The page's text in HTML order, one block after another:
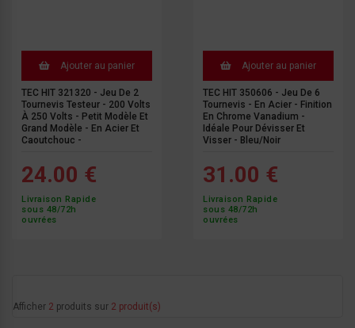
Ajouter au panier
TEC HIT 321320 - Jeu De 2
Tournevis Testeur - 200 Volts
À 250 Volts - Petit Modèle Et
Grand Modèle - En Acier Et
Caoutchouc -
24.00 €
Livraison Rapide
sous 48/72h
ouvrées
Ajouter au panier
TEC HIT 350606 - Jeu De 6
Tournevis - En Acier - Finition
En Chrome Vanadium -
Idéale Pour Dévisser Et
Visser - Bleu/noir
31.00 €
Livraison Rapide
sous 48/72h
ouvrées
Afficher 2 produits sur 2 produit(s)